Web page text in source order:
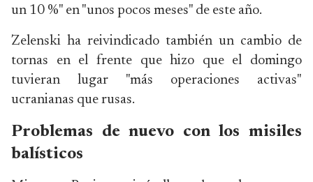
un 10 %" en "unos pocos meses" de este año.
Zelenski ha reivindicado también un cambio de
tornas en el frente que hizo que el domingo
tuvieran lugar "más operaciones activas"
ucranianas que rusas.
Problemas de nuevo con los misiles
balísticos